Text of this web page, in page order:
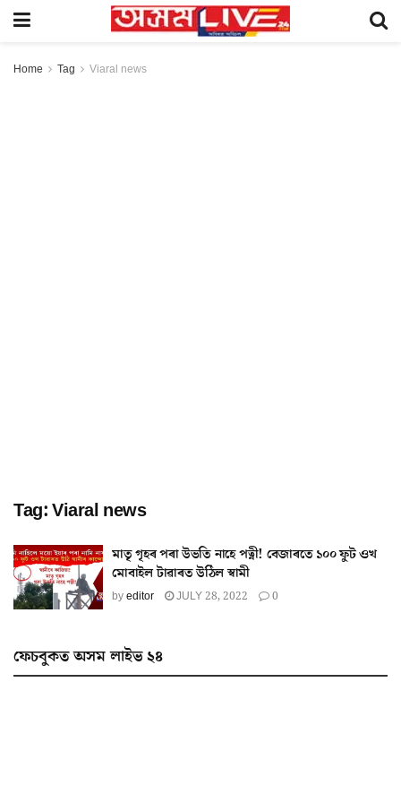
Home Tag Viaral news
Tag:Viaral news
মাতৃ গৃহৰ পৰা উভতি নাহে পত্নী! বেজাৰতে ১০০ ফুট ওখ
মোবাইল টাৱাৰত উঠিল স্বামী
byeditor JULY 28, 2022 0
ফেচবুকত অসম লাইভ ২৪